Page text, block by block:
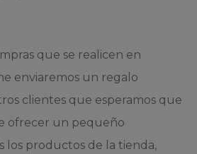
que se realicen en
enviaremos un regalo
clientes que esperamos que
ofrecer un pequeño
los productos de la tienda,